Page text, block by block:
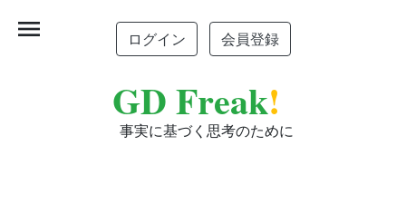
ログイン 会員登録
GD Freak!
事実に基づく思考のために
menu